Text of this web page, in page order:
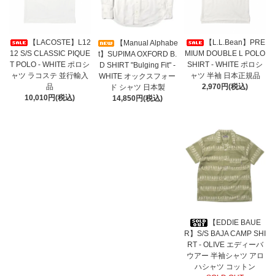
【LACOSTE】L12
12 S/S CLASSIC PIQUE
T POLO - WHITE ポロシ
ャツ ラコステ 並行輸入
品
10,010円(税込)
【Manual Alphabe
t】SUPIMA OXFORD B.
D SHIRT "Bulging Fit" -
WHITE オックスフォー
ド シャツ 日本製
14,850円(税込)
【L.L.Bean】PRE
MIUM DOUBLE L POLO
SHIRT - WHITE ポロシ
ャツ 半袖 日本正規品
2,970円(税込)
【EDDIE BAUE
R】S/S BAJA CAMP SHI
RT - OLIVE エディーバ
ウアー 半袖シャツ アロ
ハシャツ コットン